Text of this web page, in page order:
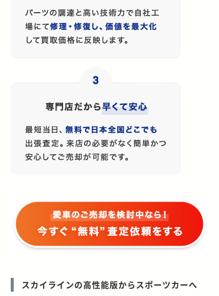
スカイラインの高性能版からスポーツカーへ